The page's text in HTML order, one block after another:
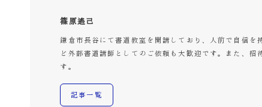
篠原遙己
鎌倉市長谷にて書道教室を開講しており、人前で自信
ど外部書道講師としてのご依頼も大歓迎です。また、
す。
記事一覧